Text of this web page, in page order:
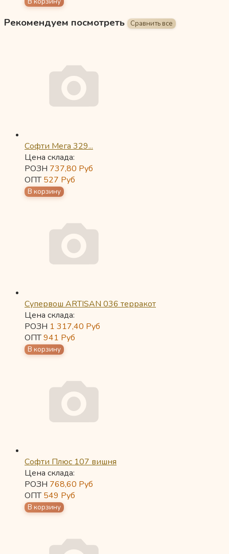
Рекомендуем посмотреть
Софти Мега 329...
Цена склада:
РОЗН 737,80 Руб
ОПТ527 Руб
Супервош ARTISAN 036 терракот
Цена склада:
РОЗН 1 317,40 Руб
ОПТ941 Руб
Софти Плюс 107 вишня
Цена склада:
РОЗН 768,60 Руб
ОПТ549 Руб